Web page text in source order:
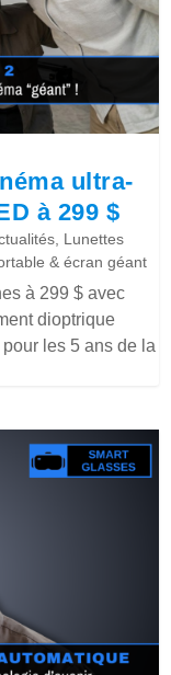
ultra-
à 299 $
, Lunettes
& écran géant
à 299 $ avec
dioptrique
les 5 ans de la